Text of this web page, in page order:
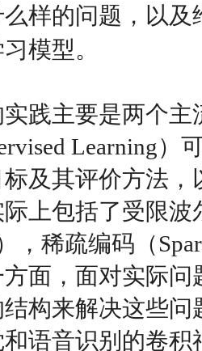
样的问题，以
模型。
践主要是两个
Learning
及其评价方法
上包括了受限波
，稀疏编码（
面，面对实际
构来解决这些
语音识别的卷积